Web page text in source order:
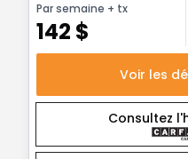
Par semaine + tx
142 $
Voir les
Consultez